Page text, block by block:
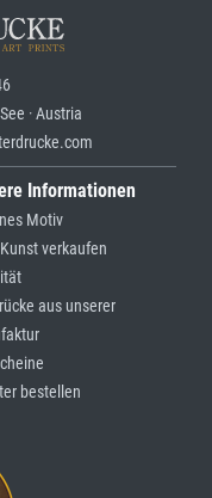
· Austria
Informationen
Motiv
Kunst verkaufen
aus unserer
bestellen